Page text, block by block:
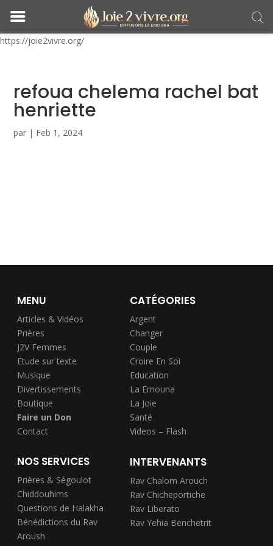
https://joie2vivre.org/
refoua chelema rachel bat
henriette
par | Feb 1, 2024
MENU
Articles & Vidéos
Prières
J2V Femmes
Etude sur texte
Musique
Divertissements
Boutique
Faire un Don
Contact
CATÉGORIES
Argent
Changer
Couple
Croire En Soi
Education
La Emouna
La Joie
Santé
Videos – Flash
NOS SERVICES
Prières & Ségoulot
Chiddouhims
Questions de Halakha
Bénédictions du Rav
Aroush
INTERVENANTS
Rav Chalom Arouch
Rav Chicheportiche
Rav Liberato
Rav Yehia Benchetrit